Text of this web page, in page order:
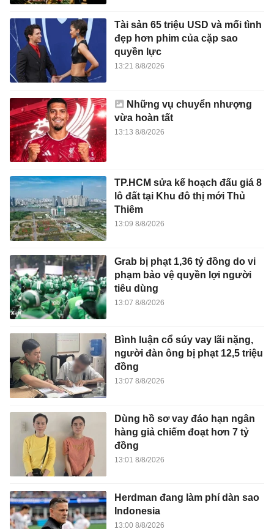
Tài sản 65 triệu USD và mối tình
đẹp hơn phim của cặp sao
quyền lực
13:21 8/8/2026
Những vụ chuyển nhượng
vừa hoàn tất
13:13 8/8/2026
TP.HCM sửa kế hoạch đấu giá 8
lô đất tại Khu đô thị mới Thủ
Thiêm
13:09 8/8/2026
Grab bị phạt 1,36 tỷ đồng do vi
phạm bảo vệ quyền lợi người
tiêu dùng
13:07 8/8/2026
Bình luận cổ súy vay lãi nặng,
người đàn ông bị phạt 12,5 triệu
đồng
13:07 8/8/2026
Dùng hồ sơ vay đáo hạn ngân
hàng giả chiếm đoạt hơn 7 tỷ
đồng
13:01 8/8/2026
Herdman đang làm phí dàn sao
Indonesia
13:00 8/8/2026